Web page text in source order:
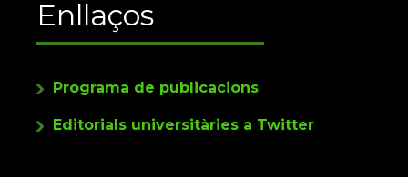
Enllaços
Programa de publicacions
Editorials universitàries a Twitter